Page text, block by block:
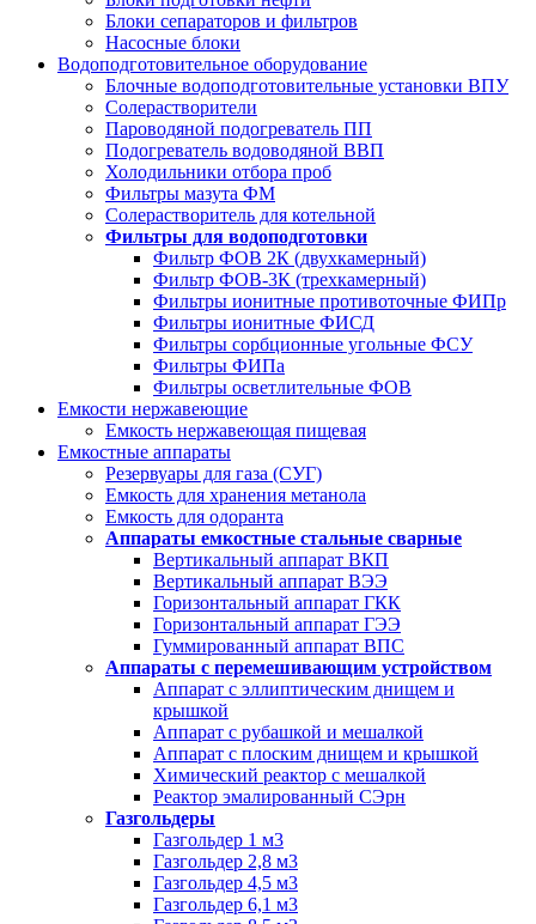
Блоки сепараторов и фильтров
Насосные блоки
Водоподготовительное оборудование
Блочные водоподготовительные установки ВПУ
Солерастворители
Пароводяной подогреватель ПП
Подогреватель водоводяной ВВП
Холодильники отбора проб
Фильтры мазута ФМ
Солерастворитель для котельной
Фильтры для водоподготовки
Фильтр ФОВ 2К (двухкамерный)
Фильтр ФОВ-3К (трехкамерный)
Фильтры ионитные противоточные ФИПр
Фильтры ионитные ФИСД
Фильтры сорбционные угольные ФСУ
Фильтры ФИПа
Фильтры осветлительные ФОВ
Емкости нержавеющие
Емкость нержавеющая пищевая
Емкостные аппараты
Резервуары для газа (СУГ)
Емкость для хранения метанола
Емкость для одоранта
Аппараты емкостные стальные сварные
Вертикальный аппарат ВКП
Вертикальный аппарат ВЭЭ
Горизонтальный аппарат ГКК
Горизонтальный аппарат ГЭЭ
Гуммированный аппарат ВПС
Аппараты с перемешивающим устройством
Аппарат с эллиптическим днищем и
крышкой
Аппарат с рубашкой и мешалкой
Аппарат с плоским днищем и крышкой
Химический реактор с мешалкой
Реактор эмалированный СЭрн
Газгольдеры
Газгольдер 1 м3
Газгольдер 2,8 м3
Газгольдер 4,5 м3
Газгольдер 6,1 м3